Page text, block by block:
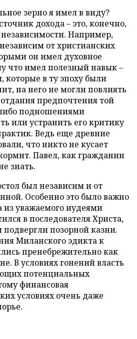
зерно я имел в виду?
дохода – это, конечно,
Например,
от христианских
он имел духовное
что имел полезный навык –
в ту эпоху были
на него не могли повлиять
предпочтения той
подношениями
или устранить его критику
Ведь еще древние
что никто не кусает
Павел, как гражданин
знать.
был независим и от
Особенно это было важно
из уважаемого иудеями
в последователя Христа,
подвергли позорной казни.
Миланского эдикта к
пренебрежительно как
В условиях гонений власть
потенциальных
финансовая
условиях очень даже